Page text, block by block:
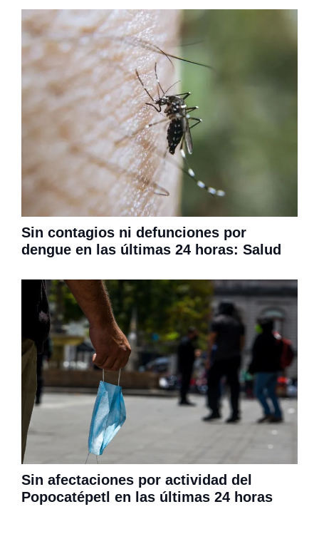
Sin contagios ni defunciones por
dengue en las últimas 24 horas: Salud
Sin afectaciones por actividad del
Popocatépetl en las últimas 24 horas